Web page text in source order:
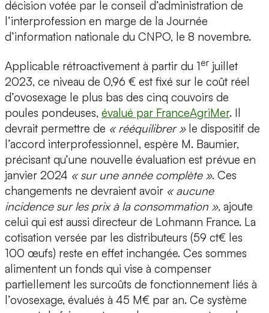
décision votée par le conseil d’administration de
l’interprofession en marge de la Journée
d’information nationale du CNPO, le 8 novembre.
Applicable rétroactivement à partir du 1er juillet
2023, ce niveau de 0,96 € est fixé sur le coût réel
d’ovosexage le plus bas des cinq couvoirs de
poules pondeuses, évalué par FranceAgriMer. Il
devrait permettre de « rééquilibrer »le dispositif de
l’accord interprofessionnel, espère M. Baumier,
précisant qu’une nouvelle évaluation est prévue en
janvier 2024 « sur une année complète ». Ces
changements ne devraient avoir « aucune
incidence sur les prix à la consommation », ajoute
celui qui est aussi directeur de Lohmann France. La
cotisation versée par les distributeurs (59 ct€ les
100 œufs) reste en effet inchangée. Ces sommes
alimentent un fonds qui vise à compenser
partiellement les surcoûts de fonctionnement liés à
l’ovosexage, évalués à 45 M€ par an. Ce système